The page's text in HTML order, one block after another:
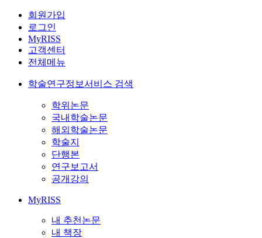
회원가입
로그인
MyRISS
고객센터
전체메뉴
학술연구정보서비스 검색
학위논문
국내학술논문
해외학술논문
학술지
단행본
연구보고서
공개강의
MyRISS
내 추천논문
내 책장